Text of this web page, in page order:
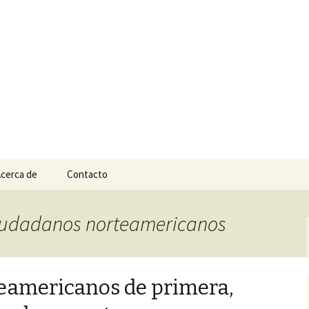
de Contacto
norteamericanos
de primera,